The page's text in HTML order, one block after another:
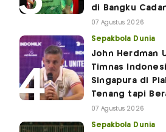
di Bangku
07 Agustus 2026
Sepakbola Dunia
John Herdman
Timnas
Singapura di
Tenang tapi
07 Agustus 2026
Sepakbola Dunia